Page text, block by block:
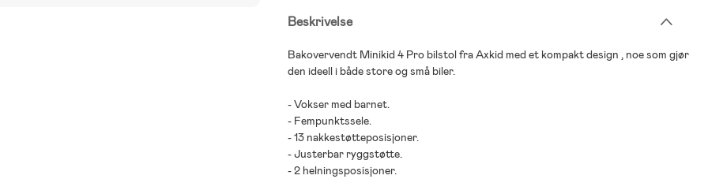
Beskrivelse
Bakovervendt Minikid 4 Pro bilstol fra Axkid med et kompakt design , noe som gjør
den ideell i både store og små biler.
- Vokser med barnet.
- Fempunktssele.
- 13 nakkestøtteposisjoner.
- Justerbar ryggstøtte.
- 2 helningsposisjoner.